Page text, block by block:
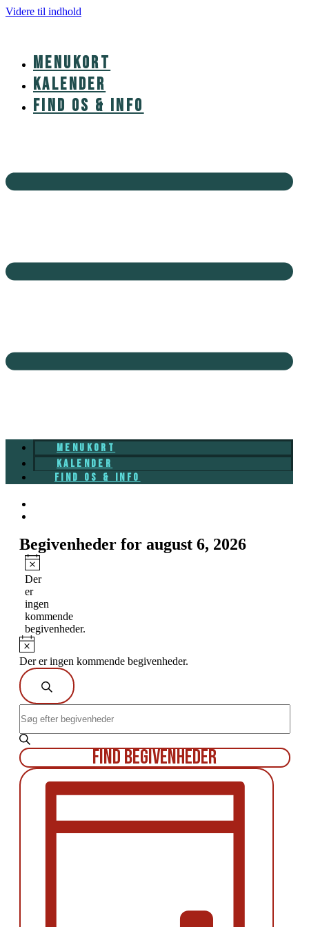
Videre til indhold
MENUKORT
KALENDER
FIND OS & INFO
MENUKORT
KALENDER
FIND OS & INFO
Begivenheder for august 6, 2026
Notice
Der
er
ingen
kommende
begivenheder.
Notice
Der er ingen kommende begivenheder.
Begivenheder
Søgning
og
visninger
Navigation
Søg
efter
begivenheder
nøgleord.
Søg
efter
Begivenheder
på
nøgleord.
Find Begivenheder
Begivenhed
Visninger